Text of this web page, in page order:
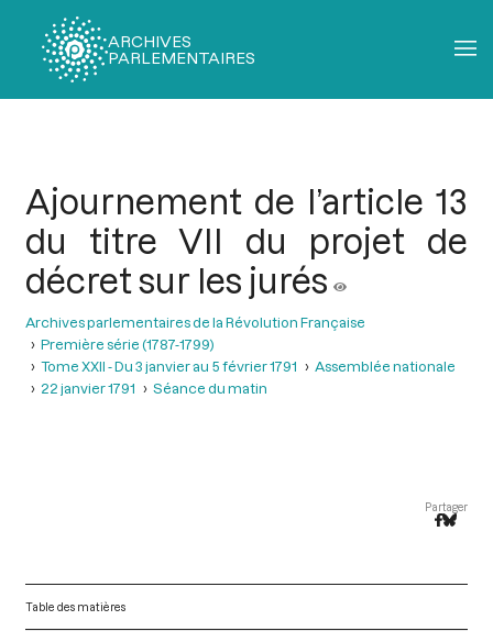
ARCHIVES
PARLEMENTAIRES
Ajournement de l’article 13
du titre VII du projet de
décret sur les jurés
Archives parlementaires de la Révolution Française
Première série (1787-1799)
Tome XXII - Du 3 janvier au 5 février 1791
Assemblée nationale
22 janvier 1791
Séance du matin
Partager
Table des matières